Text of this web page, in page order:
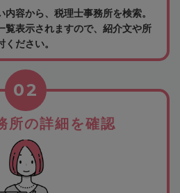
容から、税理士事務所を検索。
覧表示されますので、紹介文や所
ださい。
所の詳細を確認
02